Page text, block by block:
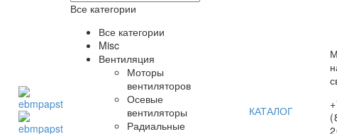
Все категории
Все категории
Misc
Вентиляция
Моторы
вентиляторов
Осевые
вентиляторы
Радиальные
КАТАЛОГ